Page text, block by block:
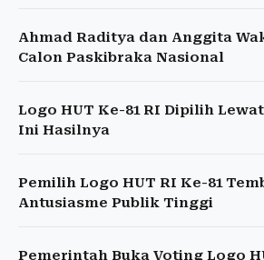
Ahmad Raditya dan Anggita
Calon Paskibraka Nasional
Logo HUT Ke-81 RI Dipilih
Ini Hasilnya
Pemilih Logo HUT RI Ke-81
Antusiasme Publik Tinggi
Pemerintah Buka Voting Logo